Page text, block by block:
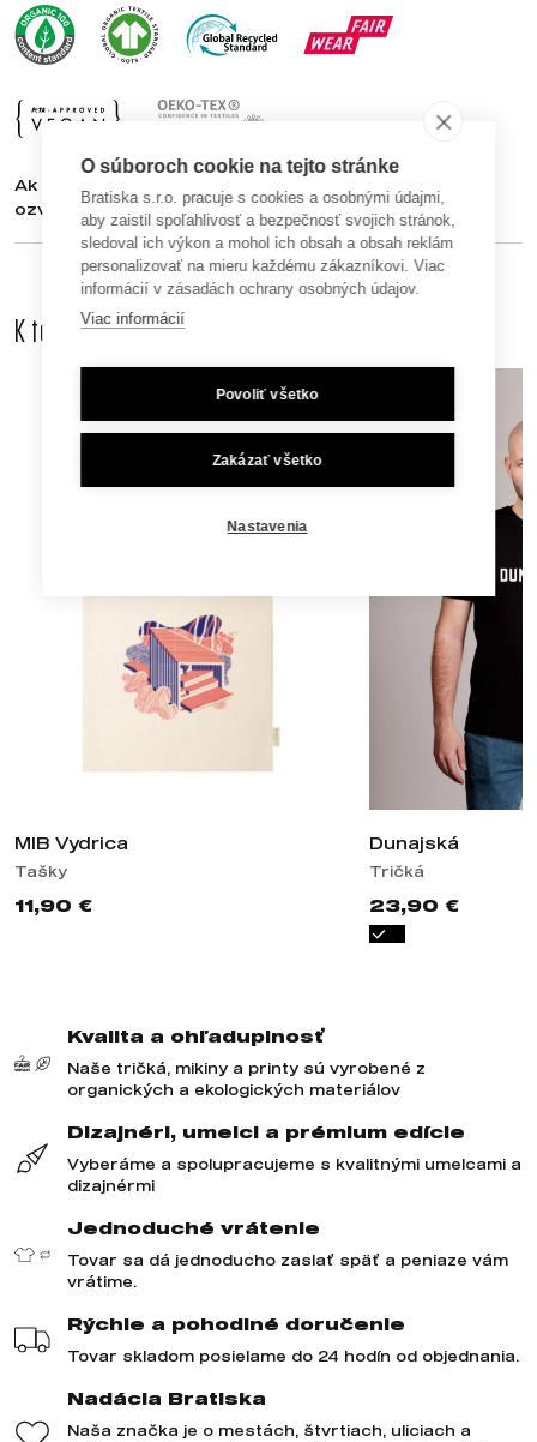
Ak máte záujem o objednávku viac ako 10ks textilu
ozvite sa nám na bratiska@bratiska.sk
K tomuto produktu odporúčame dokúpiť aj
MIB Vydrica
Tašky
11,90 €
Dunajská
Tričká
23,90 €
Kvalita a ohľaduplnosť
Naše tričká, mikiny a printy sú vyrobené z
organických a ekologických materiálov
Dizajnéri, umelci a prémium edície
Vyberáme a spolupracujeme s kvalitnými umelcami a
dizajnérmi
Jednoduché vrátenie
Tovar sa dá jednoducho zaslať späť a peniaze vám
vrátime.
Rýchle a pohodlné doručenie
Tovar skladom posielame do 24 hodín od objednania.
Nadácia Bratiska
Naša značka je o mestách, štvrtiach, uliciach a
O súboroch cookie na tejto stránke
Bratiska s.r.o. pracuje s cookies a osobnými údajmi,
aby zaistil spoľahlivosť a bezpečnosť svojich stránok,
sledoval ich výkon a mohol ich obsah a obsah reklám
personalizovať na mieru každému zákazníkovi. Viac
informácií v zásadách ochrany osobných údajov.
Viac informácií
Povoliť všetko
Zakázať všetko
Nastavenia